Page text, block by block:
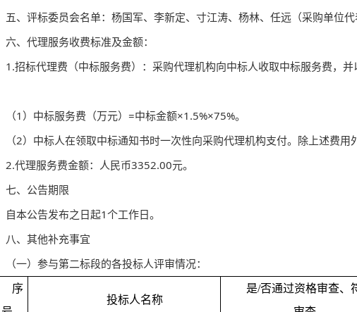
五、评标委员会名单：杨国军、李新定、寸江涛、杨林、任远（采购单位
六、代理服务收费标准及金额：
1.招标代理费（中标服务费）：采购代理机构向中标人收取中标服务费，
（1）中标服务费（万元）=中标金额×1.5%×75%。
（2）中标人在领取中标通知书时一次性向采购代理机构支付。除上述费
2.代理服务费金额：人民币3352.00元。
七、公告期限
自本公告发布之日起1个工作日。
八、其他补充事宜
（一）参与第二标段的各投标人评审情况：
序
投标人名称
是/否通过资格审查、